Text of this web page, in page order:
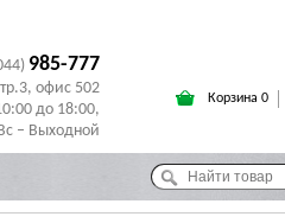
985-777
офис 502
до 18:00,
– Выходной
Корзина 0